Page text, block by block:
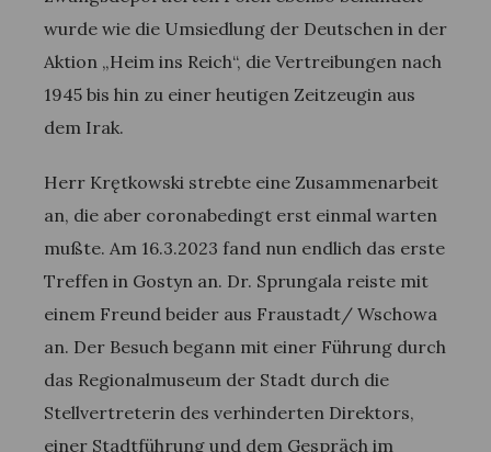
wurde wie die Umsiedlung der Deutschen in der
Aktion „Heim ins Reich“, die Vertreibungen nach
1945 bis hin zu einer heutigen Zeitzeugin aus
dem Irak.
Herr Krętkowski strebte eine Zusammenarbeit
an, die aber coronabedingt erst einmal warten
mußte. Am 16.3.2023 fand nun endlich das erste
Treffen in Gostyn an. Dr. Sprungala reiste mit
einem Freund beider aus Fraustadt/ Wschowa
an. Der Besuch begann mit einer Führung durch
das Regionalmuseum der Stadt durch die
Stellvertreterin des verhinderten Direktors,
einer Stadtführung und dem Gespräch im